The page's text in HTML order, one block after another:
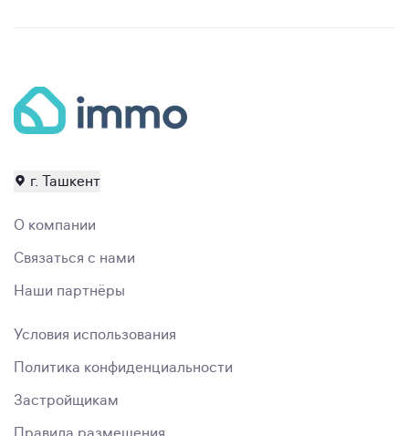
г. Ташкент
О компании
Связаться с нами
Наши партнёры
Условия использования
Политика конфиденциальности
Застройщикам